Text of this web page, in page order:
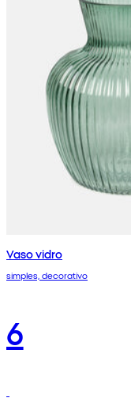
Vaso vidro
simples, decorativo
6